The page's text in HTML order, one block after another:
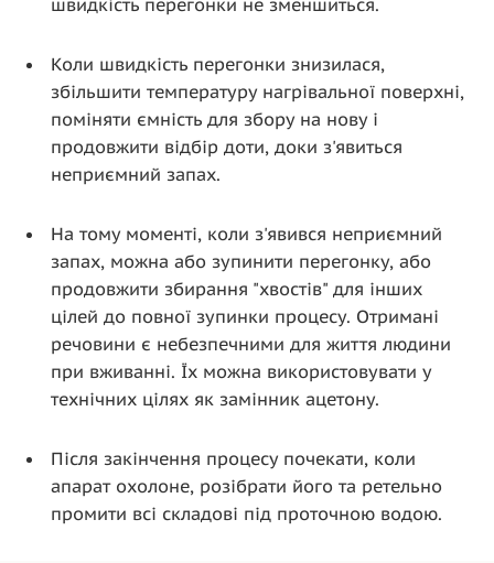
Коли швидкість перегонки знизилася,
збільшити температуру нагрівальної поверхні,
поміняти ємність для збору на нову і
продовжити відбір доти, доки з'явиться
неприємний запах.
На тому моменті, коли з'явився неприємний
запах, можна або зупинити перегонку, або
продовжити збирання "хвостів" для інших
цілей до повної зупинки процесу. Отримані
речовини є небезпечними для життя людини
при вживанні. Їх можна використовувати у
технічних цілях як замінник ацетону.
Після закінчення процесу почекати, коли
апарат охолоне, розібрати його та ретельно
промити всі складові під проточною водою.